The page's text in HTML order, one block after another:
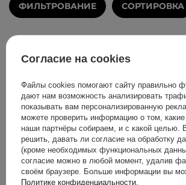
ФИЛЬТРОВАНИЕ СОРТИРОВКА
Согласие на cookies
Файлы cookies помогают сайту правильно
дают нам возможность анализировать
показывать вам персонализированную
можете проверить информацию о том,
наши партнёры собираем, и с какой целью.
решить, давать ли согласие на обработку
(кроме необходимых функциональных
согласие можно в любой момент, удалив
своём браузере. Больше информации вы
Политике конфиденциальности